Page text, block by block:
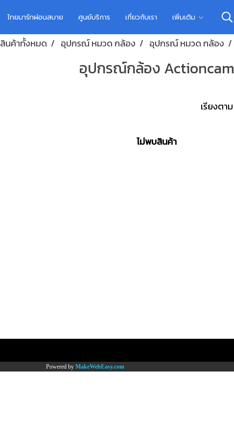
ไทยมาร์ทผ่อนสบาย ศูนย์บริการ เกี่ยวกับเรา เพิ่มเติม
สินค้าทั้งหมด อุปกรณ์ หมวด กล้อง อุปกรณ์ หมวด กล้อง
อุปกรณ์กล้อง Actioncam
เรียงตาม
ไม่พบสินค้า
Powered by MakeWebEasy.com